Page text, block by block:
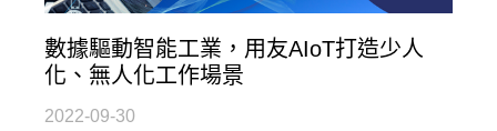
數據驅動智能工業，用友AIoT打造少人
化、無人化工作場景
2022-09-30